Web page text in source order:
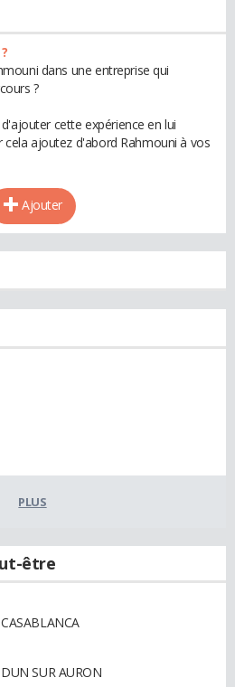
dans une entreprise qui
?
cette expérience en lui
ajoutez d'abord Rahmouni à vos
Ajouter
PLUS
être
SUR AURON